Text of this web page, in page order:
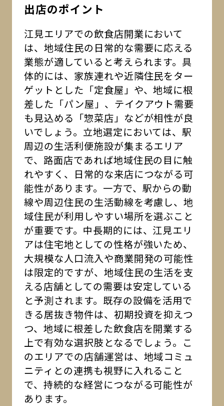
出店のポイント
江見エリアでの飲食店開業において
は、地域住民の日常的な需要に応える
業態が適していると考えられます。具
体的には、家族連れや近隣住民をター
ゲットとした「定食屋」や、地域に根
差した「パン屋」、テイクアウト需要
も見込める「惣菜店」などが相性が良
いでしょう。立地選定においては、駅
周辺の生活利便施設が集まるエリア
で、路面店であれば地域住民の目に触
れやすく、日常的な来店につながる可
能性があります。一方で、駅からの動
線や周辺住民の生活動線を考慮し、地
域住民が利用しやすい場所を選ぶこと
が重要です。中長期的には、江見エリ
アは住宅地としての性格が強いため、
大規模な人口流入や商業開発の可能性
は限定的ですが、地域住民の生活を支
える店舗としての需要は安定している
と予測されます。既存の設備を活用で
きる居抜き物件は、初期投資を抑えつ
つ、地域に根差した飲食店を開業する
上で有効な選択肢となるでしょう。こ
のエリアでの店舗運営は、地域コミュ
ニティとの連携も視野に入れること
で、持続的な経営につながる可能性が
あります。